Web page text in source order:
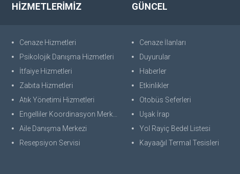
HİZMETLERİMİZ
Cenaze Hizmetleri
Psikolojik Danışma Hizmetleri
İtfaiye Hizmetleri
Zabıta Hizmetleri
Atık Yönetimi Hizmetleri
Engelliler Koordinasyon Merkezi
Aile Danışma Merkezi
Resepsiyon Servisi
GÜNCEL
Cenaze İlanları
Duyurular
Haberler
Etkinlikler
Otobüs Seferleri
Uşak İrap
Yol Rayiç Bedel Listesi
Kayaağıl Termal Tesisleri